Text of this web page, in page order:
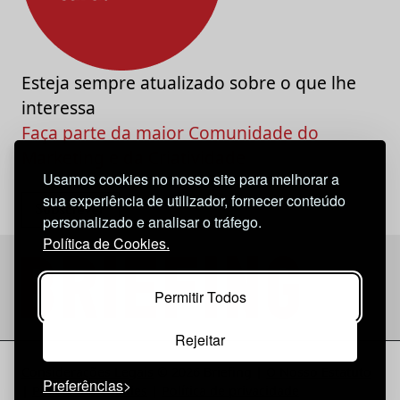
Usamos cookies no nosso site para melhorar a
sua experiência de utilizador, fornecer conteúdo
personalizado e analisar o tráfego.
Política de Cookies.
Permitir Todos
Rejeitar
Preferências
Esteja sempre atualizado sobre o que lhe
interessa
Faça parte da maior Comunidade do
Política de Cookies